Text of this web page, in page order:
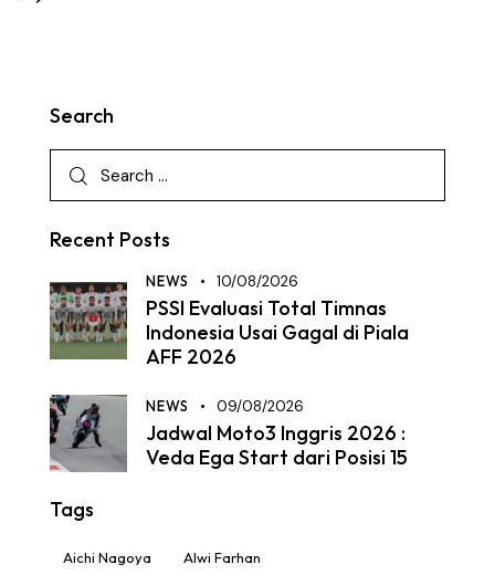
Search
Recent Posts
NEWS 10/08/2026
PSSI Evaluasi Total Timnas
Indonesia Usai Gagal di Piala
AFF 2026
NEWS 09/08/2026
Jadwal Moto3 Inggris 2026 :
Veda Ega Start dari Posisi 15
Tags
Aichi Nagoya Alwi Farhan